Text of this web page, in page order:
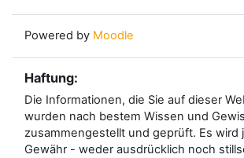
Powered by Moodle
Haftung:
Die Informationen, die Sie auf dieser
wurden nach bestem Wissen und
zusammengestellt und geprüft. Es wird
Gewähr - weder ausdrücklich noch